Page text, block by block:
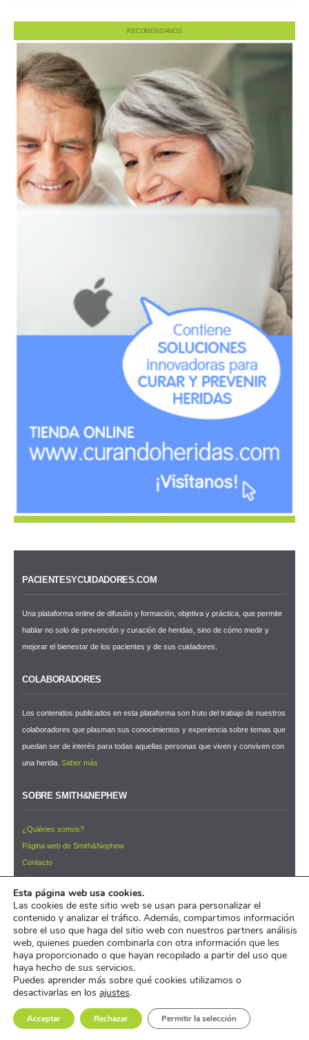
RECOMENDAMOS
PACIENTESYCUIDADORES.COM
Una plataforma online de difusión y formación, objetiva y práctica, que permite
hablar no solo de prevención y curación de heridas, sino de cómo medir y
mejorar el bienestar de los pacientes y de sus cuidadores.
COLABORADORES
Los contenidos publicados en esta plataforma son fruto del trabajo de nuestros
colaboradores que plasman sus conocimientos y experiencia sobre temas que
puedan ser de interés para todas aquellas personas que viven y conviven con
una herida.Saber más
SOBRE SMITH&NEPHEW
¿Quiénes somos?
Página web de Smith&Nephew
Contacto
Términos y condiciones de uso
NEWSLETTER ¡Suscríbete ahora!
© 2026 Pacientes y Cuidadores™
pacientesycuidadores.com es un iniciativa deSmith&Nephew
Esta página web usa cookies.
Las cookies de este sitio web se usan para personalizar el
contenido y analizar el tráfico. Además, compartimos información
sobre el uso que haga del sitio web con nuestros partners análisis
web, quienes pueden combinarla con otra información que les
haya proporcionado o que hayan recopilado a partir del uso que
haya hecho de sus servicios.
Puedes aprender más sobre qué cookies utilizamos o
desactivarlas en los ajustes.
Acceptar Rechazar Permitir la selección